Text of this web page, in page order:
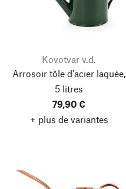
Kovotvar v.d.
Arrosoir tôle d'acier laquée,
5 litres
79,90 €
+ plus de variantes